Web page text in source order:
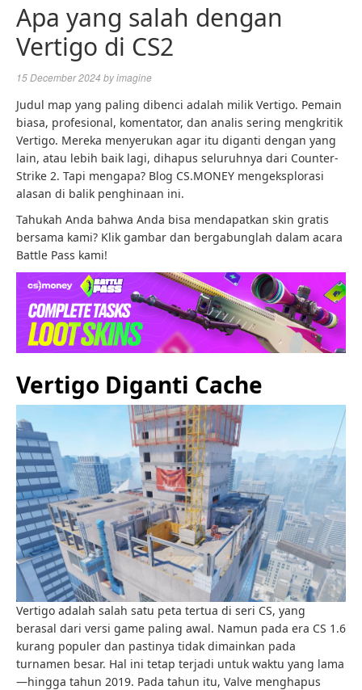
Apa yang salah dengan
Vertigo di CS2
15 December 2024 byimagine
Judul map yang paling dibenci adalah milik Vertigo. Pemain
biasa, profesional, komentator, dan analis sering mengkritik
Vertigo. Mereka menyerukan agar itu diganti dengan yang
lain, atau lebih baik lagi, dihapus seluruhnya dari Counter-
Strike 2. Tapi mengapa? Blog CS.MONEY mengeksplorasi
alasan di balik penghinaan ini.
Tahukah Anda bahwa Anda bisa mendapatkan skin gratis
bersama kami? Klik gambar dan bergabunglah dalam acara
Battle Pass kami!
Vertigo Diganti Cache
Vertigo adalah salah satu peta tertua di seri CS, yang
berasal dari versi game paling awal. Namun pada era CS 1.6
kurang populer dan pastinya tidak dimainkan pada
turnamen besar. Hal ini tetap terjadi untuk waktu yang lama
—hingga tahun 2019. Pada tahun itu, Valve menghapus